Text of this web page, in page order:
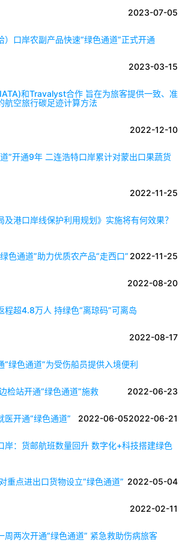
2023-07-05
）口岸农副产品快速“绿色通道”正式开通
2023-03-15
和Travalyst合作 旨在为旅客提供一致、准
航空旅行碳足迹计算方法
2022-12-10
”开通9年 二连浩特口岸累计对蒙出口果蔬货
2022-11-25
及港口岸线保护利用规划》实施将有何效果？
2022-11-25
色通道”助力优质农产品“走西口”
2022-08-20
程超4.8万人 持绿色“离琼码”可离岛
2022-08-17
“绿色通道”为受伤船员提供入境便利
2022-06-23
检站开通“绿色通道”施救
2022-06-21
医开通“绿色通道” 2022-06-05
岸：货邮航班数量回升 数字化+科技搭建绿色
2022-05-04
重点进出口货物设立“绿色通道”
2022-02-11
周两次开通“绿色通道” 紧急救助伤病旅客